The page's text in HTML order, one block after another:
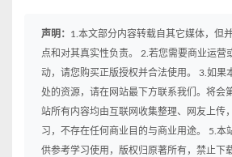
声明： 1.本文部分内容转载自其它媒体，但
点和对其真实性负责。 2.若您需要商业运营
动，请您购买正版授权并合法使用。 3.如果
处的资源，请在网站最下方联系我们。将会
站所有内容均由互联网收集整理、网友上传
习，不存在任何商业目的与商业用途。 5.本
供参考学习使用，版权归原著所有，禁止下